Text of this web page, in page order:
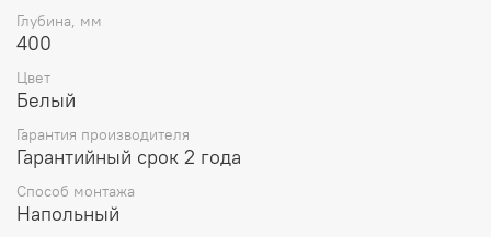
Глубина, мм
400
Цвет
Белый
Гарантия производителя
Гарантийный срок 2 года
Способ монтажа
Напольный